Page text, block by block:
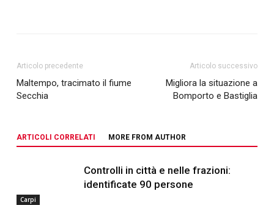
Articolo precedente
Maltempo, tracimato il fiume
Secchia
Articolo successivo
Migliora la situazione a
Bomporto e Bastiglia
ARTICOLI CORRELATI MORE FROM AUTHOR
Carpi
Controlli in città e nelle frazioni:
identificate 90 persone